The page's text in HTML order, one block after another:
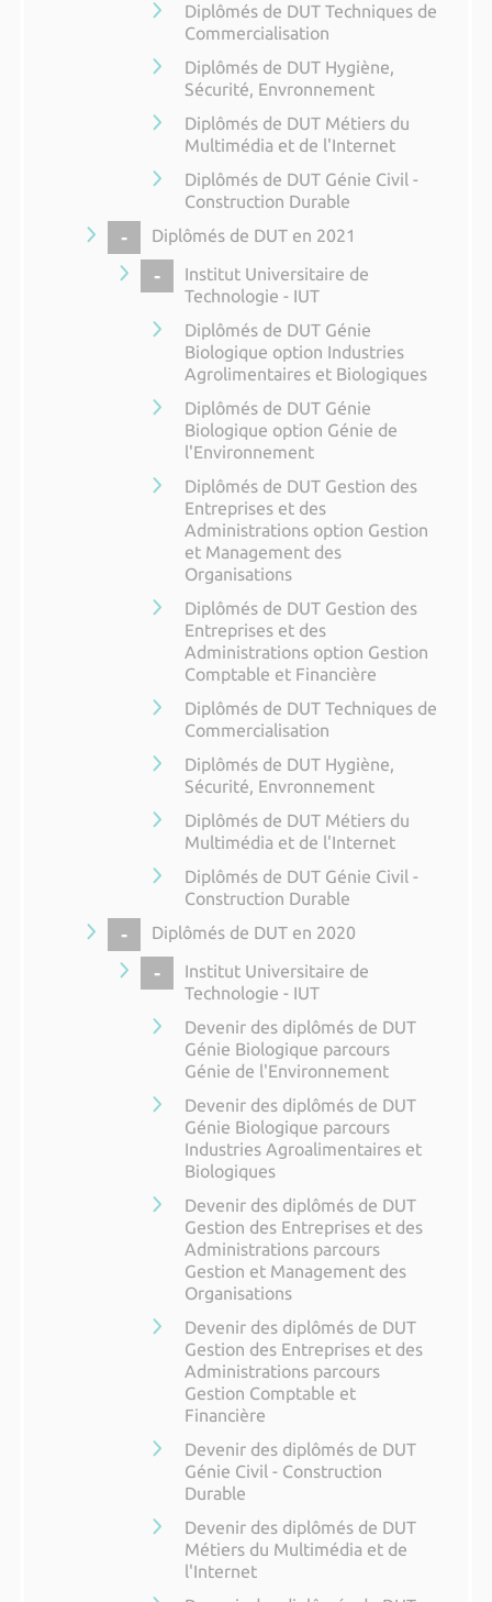
Diplômés de DUT Techniques de
Commercialisation
Diplômés de DUT Hygiène,
Sécurité, Envronnement
Diplômés de DUT Métiers du
Multimédia et de l'Internet
Diplômés de DUT Génie Civil -
Construction Durable
COLLAPSE
Diplômés de DUT en 2021
COLLAPSE
Institut Universitaire de
Technologie - IUT
Diplômés de DUT Génie
Biologique option Industries
Agrolimentaires et Biologiques
Diplômés de DUT Génie
Biologique option Génie de
l'Environnement
Diplômés de DUT Gestion des
Entreprises et des
Administrations option Gestion
et Management des
Organisations
Diplômés de DUT Gestion des
Entreprises et des
Administrations option Gestion
Comptable et Financière
Diplômés de DUT Techniques de
Commercialisation
Diplômés de DUT Hygiène,
Sécurité, Envronnement
Diplômés de DUT Métiers du
Multimédia et de l'Internet
Diplômés de DUT Génie Civil -
Construction Durable
COLLAPSE
Diplômés de DUT en 2020
COLLAPSE
Institut Universitaire de
Technologie - IUT
Devenir des diplômés de DUT
Génie Biologique parcours
Génie de l'Environnement
Devenir des diplômés de DUT
Génie Biologique parcours
Industries Agroalimentaires et
Biologiques
Devenir des diplômés de DUT
Gestion des Entreprises et des
Administrations parcours
Gestion et Management des
Organisations
Devenir des diplômés de DUT
Gestion des Entreprises et des
Administrations parcours
Gestion Comptable et
Financière
Devenir des diplômés de DUT
Génie Civil - Construction
Durable
Devenir des diplômés de DUT
Métiers du Multimédia et de
l'Internet